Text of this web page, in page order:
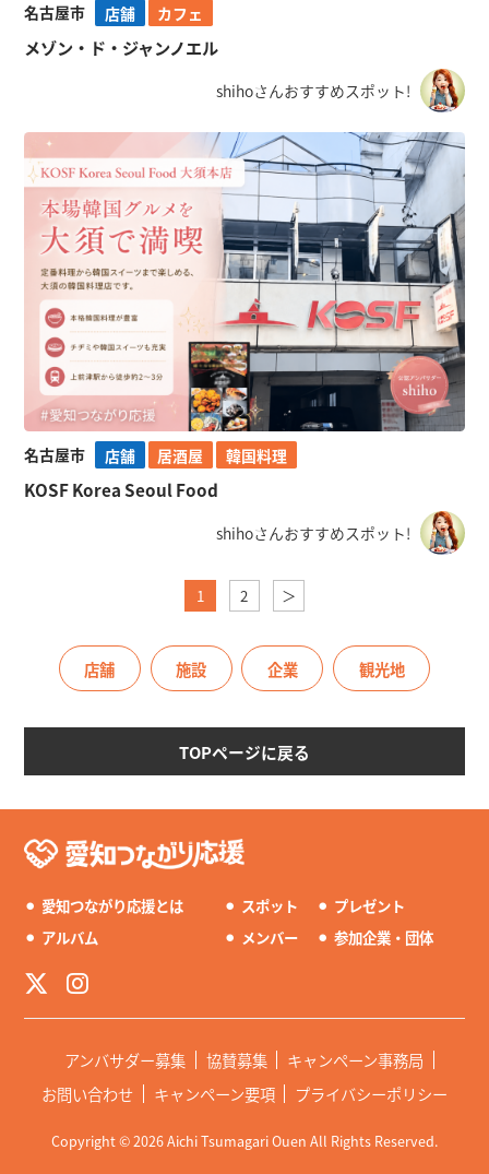
名古屋市 店舗 カフェ
メゾン・ド・ジャンノエル
shihoさんおすすめスポット!
名古屋市 店舗 居酒屋 韓国料理
KOSF Korea Seoul Food
shihoさんおすすめスポット!
1 2 ＞
店舗 施設 企業 観光地
TOPページに戻る
⚫︎ 愛知つながり応援とは ⚫︎ スポット ⚫︎ プレゼント
⚫︎ アルバム ⚫︎ メンバー ⚫︎ 参加企業・団体
アンバサダー募集 協賛募集
キャンペーン事務局
お問い合わせ
キャンペーン要項 プライバシーポリシー
Copyright © 2026 Aichi Tsumagari Ouen All Rights Reserved.